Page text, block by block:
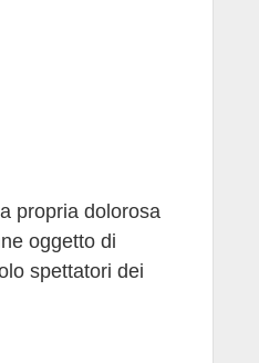
propria dolorosa
oggetto di
spettatori dei